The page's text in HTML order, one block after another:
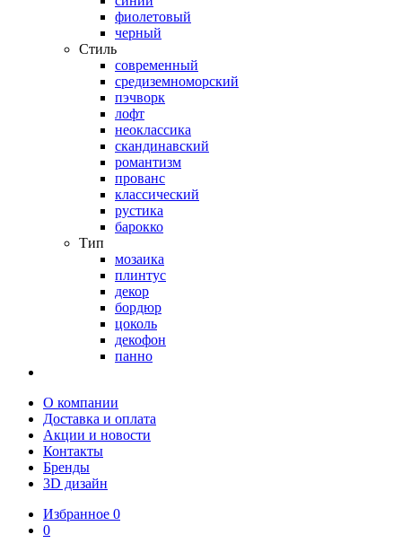
фиолетовый
черный
Стиль
современный
средиземноморский
пэчворк
лофт
неоклассика
скандинавский
романтизм
прованс
классический
рустика
барокко
Тип
мозаика
плинтус
декор
бордюр
цоколь
декофон
панно
О компании
Доставка и оплата
Акции и новости
Контакты
Бренды
3D дизайн
Избранное 0
0